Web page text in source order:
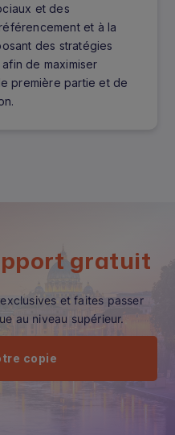
et des
et à la
des stratégies
de maximiser
première partie et de
gratuit
et faites passer
au niveau supérieur.
copie